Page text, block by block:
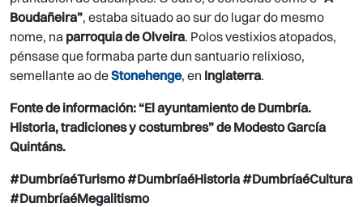
Boudañeira”, estaba situado ao sur do lugar do mesmo
nome, na parroquia de Olveira. Polos vestixios atopados,
pénsase que formaba parte dun santuario relixioso,
semellante ao deStonehenge, en Inglaterra.
Fonte de información: “El ayuntamiento de Dumbría.
Historia, tradiciones y costumbres” de Modesto García
Quintáns.
#DumbríaéTurismo #DumbríaéHistoria #DumbríaéCultura
#DumbríaéMegalitismo